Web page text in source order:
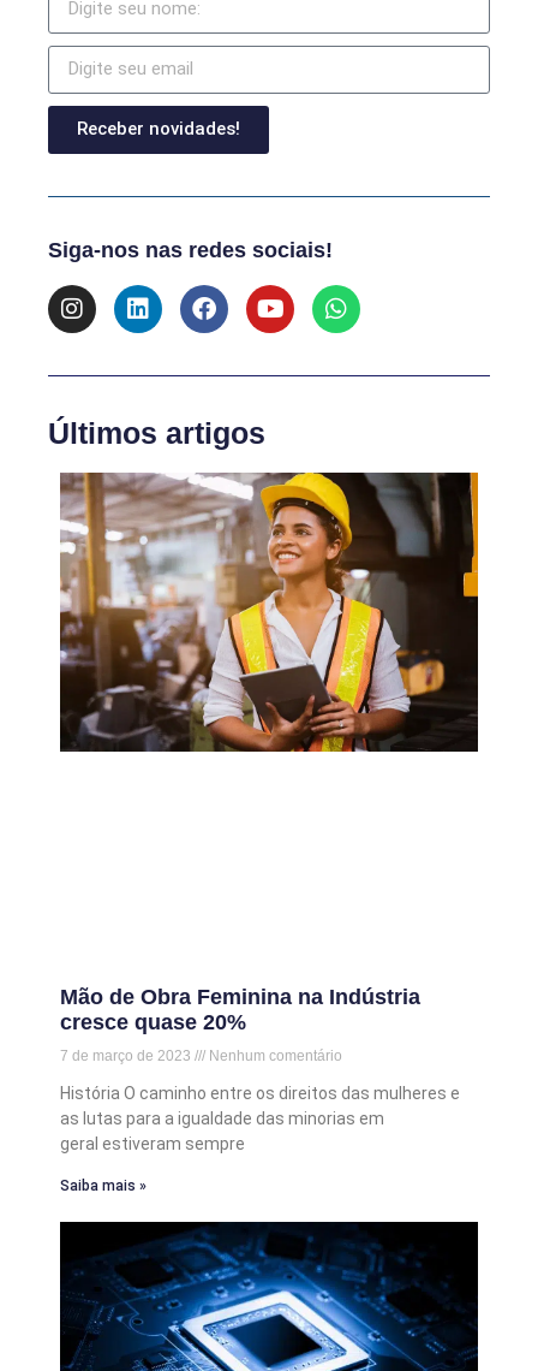
Receber novidades!
Siga-nos nas redes sociais!
Últimos artigos
Mão de Obra Feminina na Indústria
cresce quase 20%
7 de março de 2023 Nenhum comentário
História O caminho entre os direitos das mulheres e
as lutas para a igualdade das minorias em
geral estiveram sempre
Saiba mais »